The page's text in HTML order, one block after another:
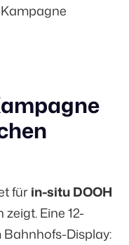
fürin-situ DOOH
Eine 12-
Display: